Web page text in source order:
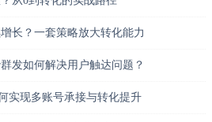
长？一套策略放大转化能力
发如何解决用户触达问题？
实现多账号承接与转化提升